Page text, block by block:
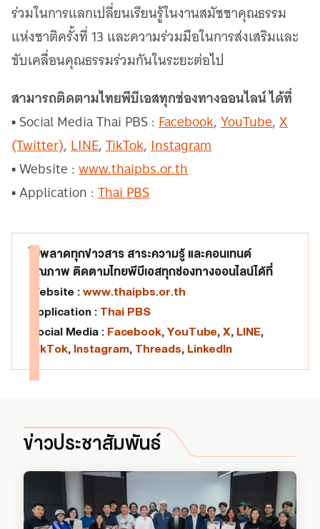
ร่วมในการแลกเปลี่ยนเรียนรู้ในงานสมัชชาคุณธรรม
แห่งชาติครั้งที่ 13 และความร่วมมือในการส่งเสริมและ
ขับเคลื่อนคุณธรรมร่วมกันในระยะต่อไป
สามารถติดตามไทยพีบีเอสทุกช่องทางออนไลน์ ได้ที่
▪ Social Media Thai PBS :Facebook,YouTube,X
(Twitter),LINE,TikTok,Instagram
▪ Website :www.thaipbs.or.th
▪ Application :Thai PBS
ไม่พลาดทุกข่าวสาร สาระความรู้ และคอนเทนต์
คุณภาพ ติดตามไทยพีบีเอสทุกช่องทางออนไลน์ได้ที่
Website : www.thaipbs.or.th
Application : Thai PBS
Social Media : Facebook, YouTube, X, LINE,
TikTok, Instagram, Threads, LinkedIn
ข่าวประชาสัมพันธ์